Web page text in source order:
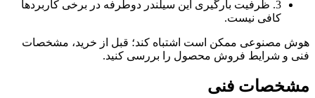
3. ظرفیت بارگیری این سیلندر دوطرفه در برخی کاربردها
کافی نیست.
هوش مصنوعی ممکن است اشتباه کند؛ قبل از خرید، مشخصات
فنی و شرایط فروش محصول را بررسی کنید.
مشخصات فنی